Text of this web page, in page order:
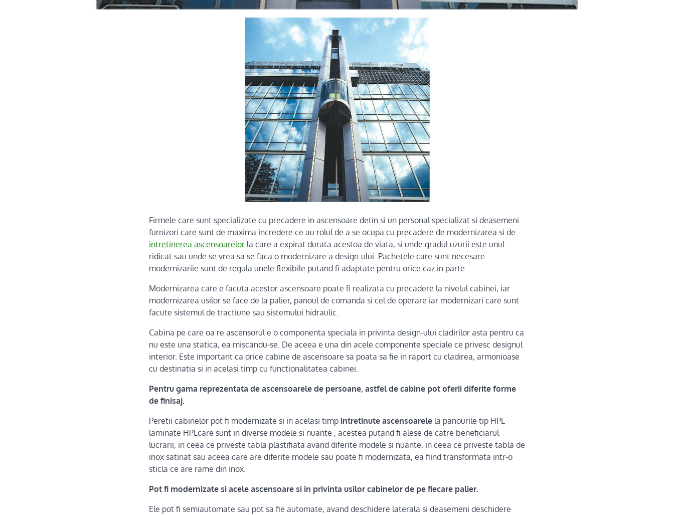
Firmele care sunt specializate cu precadere in ascensoare detin si un personal specializat si deasemeni
furnizori care sunt de maxima incredere ce au rolul de a se ocupa cu precadere de modernizarea si de
intretinerea ascensoarelor la care a expirat durata acestoa de viata, si unde gradul uzurii este unul
ridicat sau unde se vrea sa se faca o modernizare a design-ului. Pachetele care sunt necesare
modernizariie sunt de regula unele flexibile putand fi adaptate pentru orice caz in parte.
Modernizarea care e facuta acestor ascensoare poate fi realizata cu precadere la nivelul cabinei, iar
modernizarea usilor se face de la palier, panoul de comanda si cel de operare iar modernizari care sunt
facute sistemul de tractiune sau sistemului hidraulic.
Cabina pe care oa re ascensorul e o componenta speciala in privinta design-ului cladirilor asta pentru ca
nu este una statica, ea miscandu-se. De aceea e una din acele componente speciale ce privesc designul
interior. Este important ca orice cabine de ascensoare sa poata sa fie in raport cu cladirea, armonioase
cu destinatia si in acelasi timp cu functionalitatea cabinei.
Pentru gama reprezentata de ascensoarele de persoane, astfel de cabine pot oferii diferite forme
de finisaj.
Peretii cabinelor pot fi modernizate si in acelasi timp intretinute ascensoarele la panourile tip HPL
laminate HPLcare sunt in diverse modele si nuante , acestea putand fi alese de catre beneficiarul
lucrarii, in ceea ce priveste tabla plastifiata avand diferite modele si nuante, in ceea ce priveste tabla de
inox satinat sau aceea care are diferite modele sau poate fi modernizata, ea fiind transformata intr-o
sticla ce are rame din inox.
Pot fi modernizate si acele ascensoare si in privinta usilor cabinelor de pe fiecare palier.
Ele pot fi semiautomate sau pot sa fie automate, avand deschidere laterala si deasemeni deschidere